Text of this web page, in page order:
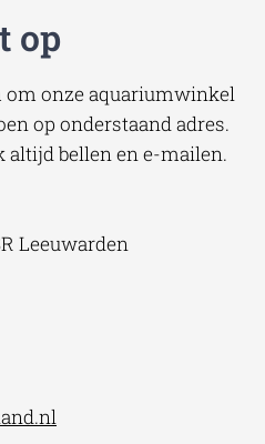
op
om onze aquariumwinkel
op onderstaand adres.
altijd bellen en e-mailen.
Leeuwarden